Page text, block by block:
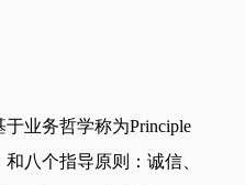
业务哲学称为Principle
八个指导原则：诚信、